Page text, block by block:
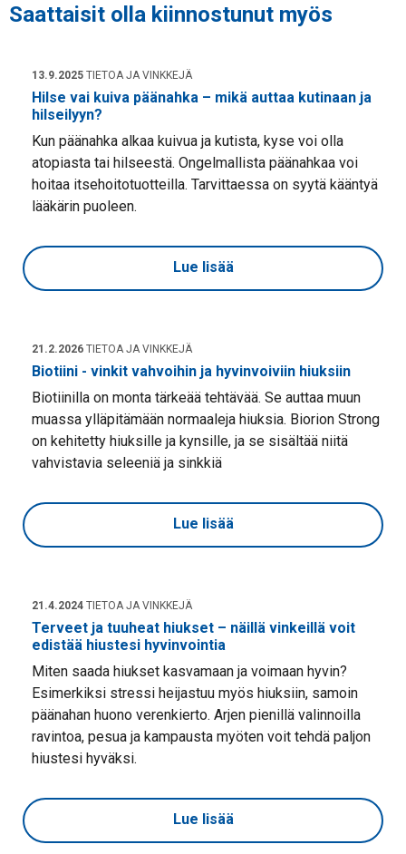
Saattaisit olla kiinnostunut myös
13.9.2025 TIETOA JA VINKKEJÄ
Hilse vai kuiva päänahka – mikä auttaa kutinaan ja
hilseilyyn?
Kun päänahka alkaa kuivua ja kutista, kyse voi olla
atopiasta tai hilseestä. Ongelmallista päänahkaa voi
hoitaa itsehoitotuotteilla. Tarvittaessa on syytä kääntyä
lääkärin puoleen.
Lue lisää
21.2.2026 TIETOA JA VINKKEJÄ
Biotiini - vinkit vahvoihin ja hyvinvoiviin hiuksiin
Biotiinilla on monta tärkeää tehtävää. Se auttaa muun
muassa ylläpitämään normaaleja hiuksia. Biorion Strong
on kehitetty hiuksille ja kynsille, ja se sisältää niitä
vahvistavia seleeniä ja sinkkiä
Lue lisää
21.4.2024 TIETOA JA VINKKEJÄ
Terveet ja tuuheat hiukset – näillä vinkeillä voit
edistää hiustesi hyvinvointia
Miten saada hiukset kasvamaan ja voimaan hyvin?
Esimerkiksi stressi heijastuu myös hiuksiin, samoin
päänahan huono verenkierto. Arjen pienillä valinnoilla
ravintoa, pesua ja kampausta myöten voit tehdä paljon
hiustesi hyväksi.
Lue lisää